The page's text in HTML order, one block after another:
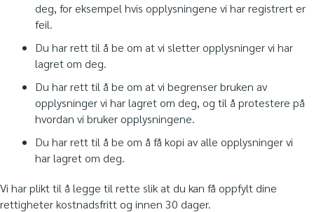
deg, for eksempel hvis opplysningene vi har registrert er
feil.
Du har rett til å be om at vi sletter opplysninger vi har
lagret om deg.
Du har rett til å be om at vi begrenser bruken av
opplysninger vi har lagret om deg, og til å protestere på
hvordan vi bruker opplysningene.
Du har rett til å be om å få kopi av alle opplysninger vi
har lagret om deg.
Vi har plikt til å legge til rette slik at du kan få oppfylt dine
rettigheter kostnadsfritt og innen 30 dager.